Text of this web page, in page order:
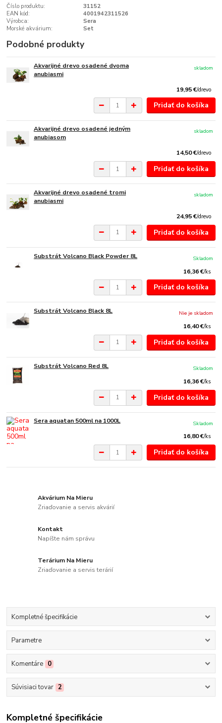
Číslo produktu:
31152
EAN kód:
4001942311526
Výrobca:
Sera
Morské akvárium:
Set
Podobné produkty
Akvarijné drevo osadené dvoma
anubiasmi
19,95 €/drevo
skladom
Pridať do košíka
Akvarijné drevo osadené jedným
anubiasom
14,50 €/drevo
skladom
Pridať do košíka
Akvarijné drevo osadené tromi
anubiasmi
24,95 €/drevo
skladom
Pridať do košíka
Substrát Volcano Black Powder 8L
16,36 €/ks
Skladom
Pridať do košíka
Substrát Volcano Black 8L
16,40 €/ks
Nie je skladom
Pridať do košíka
Substrát Volcano Red 8L
16,36 €/ks
Skladom
Pridať do košíka
Sera aquatan 500ml na 1000L
16,80 €/ks
Skladom
Pridať do košíka
Akvárium Na Mieru
Zriaďovanie a servis akvárií
Kontakt
Napíšte nám správu
Terárium Na Mieru
Zriaďovanie a servis terárií
Kompletné špecifikácie
Parametre
Komentáre 0
Súvisiaci tovar 2
Kompletné špecifikácie